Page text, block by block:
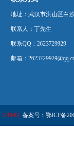
地址：武汉市洪山区白
联系人：丁先生
联系QQ：2623729929
邮箱：
378982 备案号：鄂ICP备